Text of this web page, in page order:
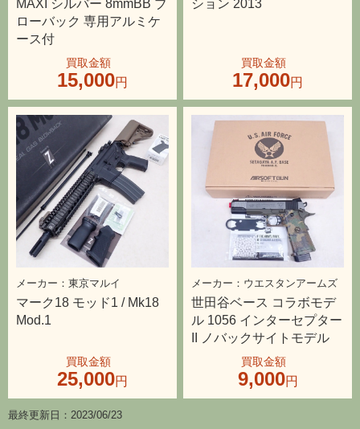
ローバック 専用アルミケ
ース付
15,000 17,000
東京マルイ
マーク18 モッド1 / Mk18
Mod.1
25,000
ウエスタンアームズ
世田谷ベース コラボモデ
ル 1056 インターセプター
II ノバックサイトモデル
9,000
最終更新日：2023/06/23